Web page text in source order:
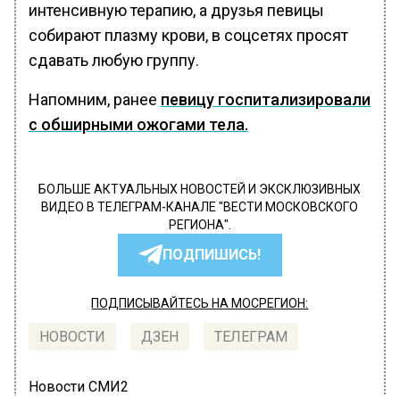
интенсивную терапию, а друзья певицы
собирают плазму крови, в соцсетях просят
сдавать любую группу.
Напомним, ранее певицу госпитализировали
с обширными ожогами тела.
БОЛЬШЕ АКТУАЛЬНЫХ НОВОСТЕЙ И ЭКСКЛЮЗИВНЫХ
ВИДЕО В ТЕЛЕГРАМ-КАНАЛЕ "ВЕСТИ МОСКОВСКОГО
РЕГИОНА".
ПОДПИШИСЬ!
ПОДПИСЫВАЙТЕСЬ НА МОСРЕГИОН:
НОВОСТИ ДЗЕН ТЕЛЕГРАМ
Новости СМИ2